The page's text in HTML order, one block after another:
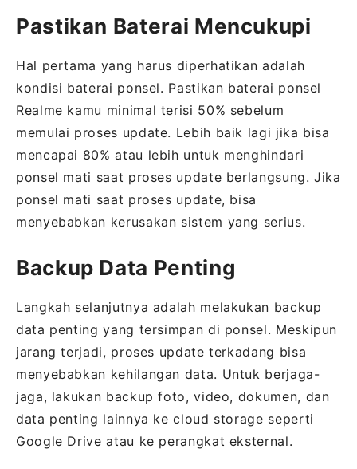
Pastikan Baterai Mencukupi
Hal pertama yang harus diperhatikan adalah
kondisi baterai ponsel. Pastikan baterai ponsel
Realme kamu minimal terisi 50% sebelum
memulai proses update. Lebih baik lagi jika bisa
mencapai 80% atau lebih untuk menghindari
ponsel mati saat proses update berlangsung. Jika
ponsel mati saat proses update, bisa
menyebabkan kerusakan sistem yang serius.
Backup Data Penting
Langkah selanjutnya adalah melakukan backup
data penting yang tersimpan di ponsel. Meskipun
jarang terjadi, proses update terkadang bisa
menyebabkan kehilangan data. Untuk berjaga-
jaga, lakukan backup foto, video, dokumen, dan
data penting lainnya ke cloud storage seperti
Google Drive atau ke perangkat eksternal.